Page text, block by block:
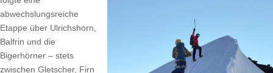
abwechslungsreiche
Etappe über Ulrichshorn,
Balfrin und die
Bigerhörner – stets
zwischen Gletscher, Firn